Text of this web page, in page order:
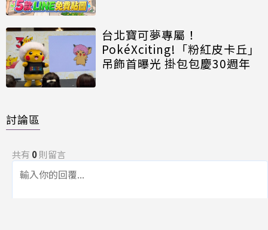
台北寶可夢專屬！
PokéXciting!「粉紅皮卡丘」
吊飾首曝光 掛包包慶30週年
討論區
共有 0則留言